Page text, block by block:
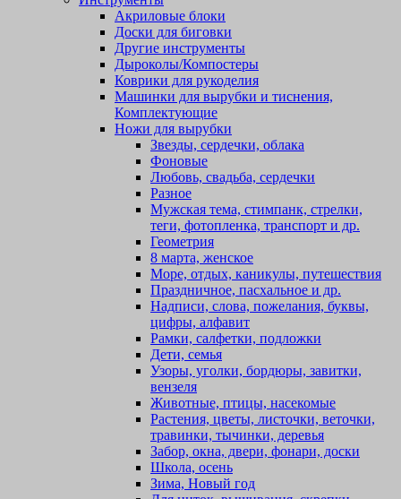
Акриловые блоки
Доски для биговки
Другие инструменты
Дыроколы/Компостеры
Коврики для рукоделия
Машинки для вырубки и тиснения,
Комплектующие
Ножи для вырубки
Звезды, сердечки, облака
Фоновые
Любовь, свадьба, сердечки
Разное
Мужская тема, стимпанк, стрелки,
теги, фотопленка, транспорт и др.
Геометрия
8 марта, женское
Море, отдых, каникулы, путешествия
Праздничное, пасхальное и др.
Надписи, слова, пожелания, буквы,
цифры, алфавит
Рамки, салфетки, подложки
Дети, семья
Узоры, уголки, бордюры, завитки,
вензеля
Животные, птицы, насекомые
Растения, цветы, листочки, веточки,
травинки, тычинки, деревья
Забор, окна, двери, фонари, доски
Школа, осень
Зима, Новый год